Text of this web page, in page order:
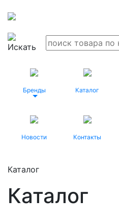
Бренды Каталог
Новости Контакты
Каталог
Каталог